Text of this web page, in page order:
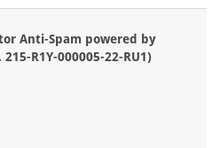
Anti-Spam powered by
R1Y-000005-22-RU1)